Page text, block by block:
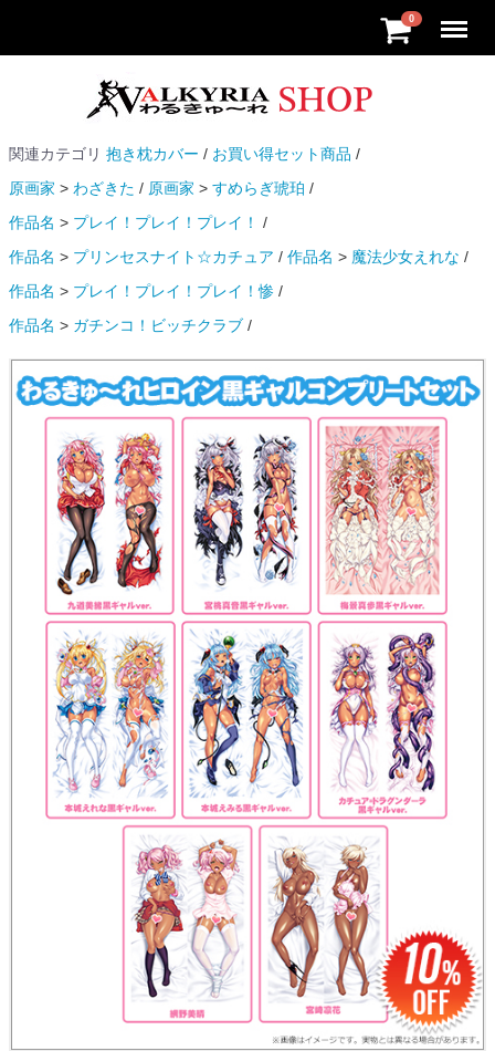
0
関連カテゴリ 抱き枕カバー
お買い得セット商品
原画家
わざきた 原画家
すめらぎ琥珀
作品名
プレイ！プレイ！プレイ！
作品名
プリンセスナイト☆カチュア 作品名
魔法少女えれな
作品名
プレイ！プレイ！プレイ！惨
作品名
ガチンコ！ビッチクラブ